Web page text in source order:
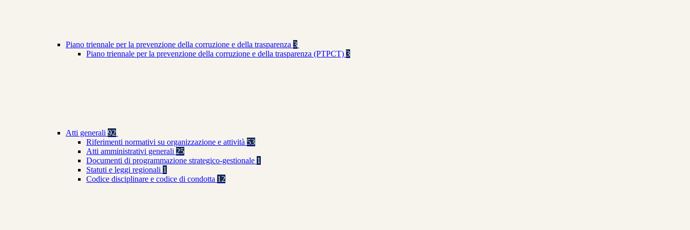
Piano triennale per la prevenzione della corruzione e della trasparenza 3
Piano triennale per la prevenzione della corruzione e della trasparenza (PTPCT) 3
Atti generali 92
Riferimenti normativi su organizzazione e attività 53
Atti amministrativi generali 25
Documenti di programmazione strategico-gestionale 1
Statuti e leggi regionali 1
Codice disciplinare e codice di condotta 12